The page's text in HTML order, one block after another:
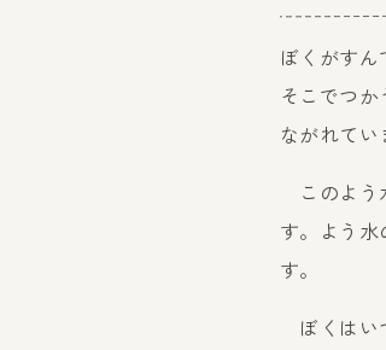
ぼくがすん
そこでつ
ながれてい
このよう
す。よう
す。
ぼくはい